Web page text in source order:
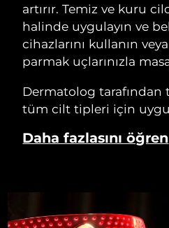
artırır. Temiz ve kuru
halinde uygulayın ve
cihazlarını kullanın
parmak uçlarınızla
Dermatolog tarafından
tüm cilt tipleri için
Daha fazlasını öğren